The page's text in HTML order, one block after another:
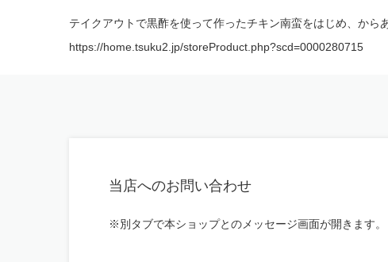
テイクアウトで黒酢を使って作ったチキン南蛮をはじめ、から
https://home.tsuku2.jp/storeProduct.php?scd=0000280715
当店へのお問い合わせ
※別タブで本ショップとのメッセージ画面が開きます。